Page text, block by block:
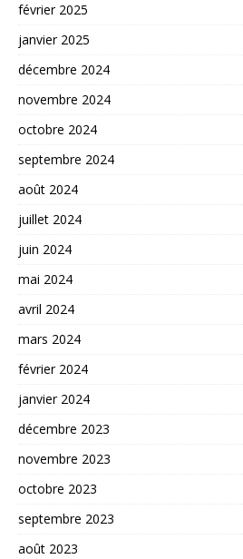
février 2025
janvier 2025
décembre 2024
novembre 2024
octobre 2024
septembre 2024
août 2024
juillet 2024
juin 2024
mai 2024
avril 2024
mars 2024
février 2024
janvier 2024
décembre 2023
novembre 2023
octobre 2023
septembre 2023
août 2023